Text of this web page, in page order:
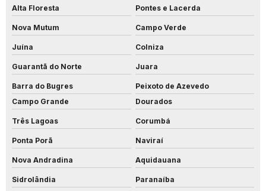
Alta Floresta Pontes e Lacerda
Nova Mutum Campo Verde
Juína Colniza
Guarantã do Norte Juara
Barra do Bugres
Peixoto de Azevedo
Campo Grande
Dourados
Três Lagoas Corumbá
Ponta Porã Naviraí
Nova Andradina Aquidauana
Sidrolândia Paranaíba